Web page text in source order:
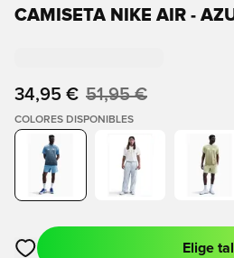
CAMISETA NIKE AIR -
34,95 € 51,95 €
COLORES DISPONIBLES
Elige